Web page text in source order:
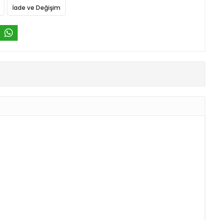
İade ve Değişim